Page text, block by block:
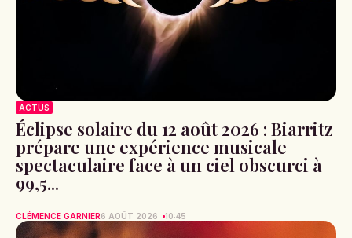
ACTUS
Éclipse solaire du 12 août 2026 : Biarritz
prépare une expérience musicale
spectaculaire face à un ciel obscurci à
99,5...
CLÉMENCE GARNIER6 AOÛT 2026 10:45